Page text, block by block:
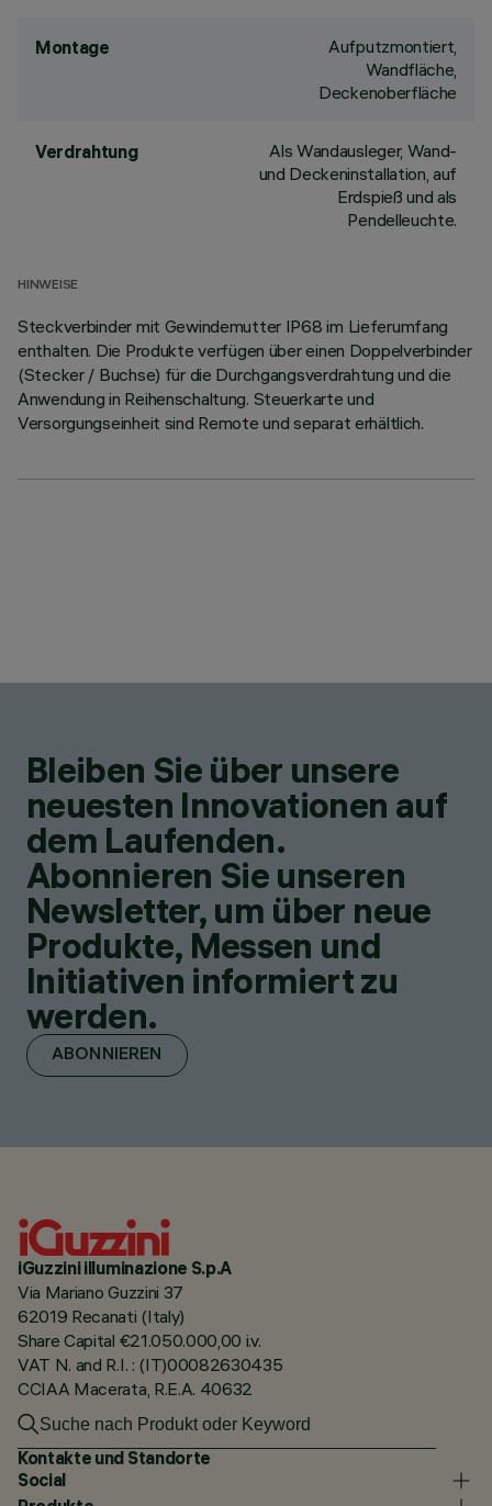
Montage
Aufputzmontiert,
Wandfläche,
Deckenoberfläche
Verdrahtung
Als Wandausleger, Wand-
und Deckeninstallation, auf
Erdspieß und als
Pendelleuchte.
HINWEISE
Steckverbinder mit Gewindemutter IP68 im Lieferumfang
enthalten. Die Produkte verfügen über einen Doppelverbinder
(Stecker / Buchse) für die Durchgangsverdrahtung und die
Anwendung in Reihenschaltung. Steuerkarte und
Versorgungseinheit sind Remote und separat erhältlich.
Bleiben Sie über unsere
neuesten Innovationen auf
dem Laufenden.
Abonnieren Sie unseren
Newsletter, um über neue
Produkte, Messen und
Initiativen informiert zu
werden.
ABONNIEREN
iGuzzini illuminazione S.p.A
Via Mariano Guzzini 37
62019 Recanati (Italy)
Share Capital €21.050.000,00 i.v.
VAT N. and R.I. : (IT)00082630435
CCIAA Macerata, R.E.A. 40632
Kontakte und Standorte
Social